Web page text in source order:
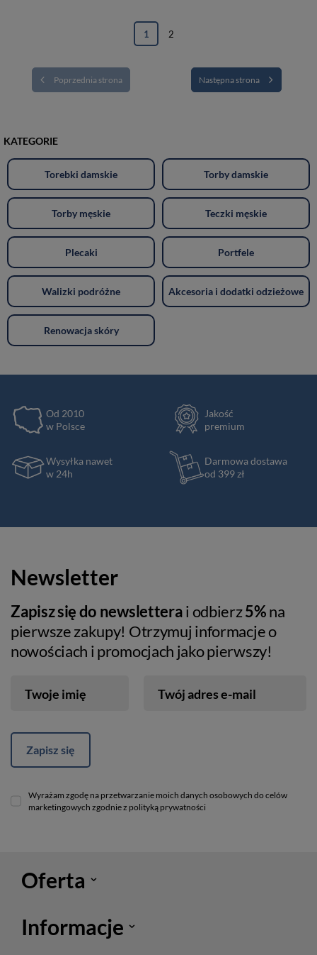
Poprzednia strona
1 2
Następna strona
KATEGORIE
Torebki damskie Torby damskie
Torby męskie Teczki męskie
Plecaki Portfele
Walizki podróżne Akcesoria i dodatki odzieżowe
Renowacja skóry
Od 2010
w Polsce
Jakość
premium
Wysyłka nawet
w 24h
Darmowa dostawa
od 399 zł
Newsletter
Zapisz się do newsletterai odbierz5%na
pierwsze zakupy! Otrzymuj informacje o
nowościach i promocjach jako pierwszy!
Twoje imię Twój adres e-mail
Zapisz się
Wyrażam zgodę na przetwarzanie moich danych osobowych do celów
marketingowych zgodnie z polityką prywatności
Oferta
Informacje